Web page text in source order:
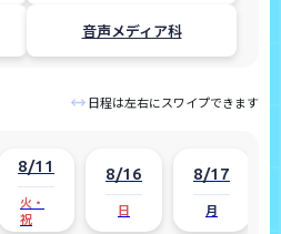
音声メディア科
日程は左右にスワイプできます
8/11
火・
祝
8/16
日
8/17
月